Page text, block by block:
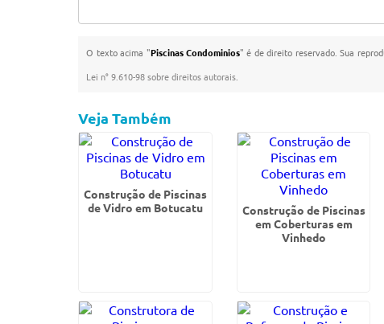
O texto acima "Piscinas Condominios" é de direito reservado. Sua
Lei n° 9.610-98 sobre direitos autorais
Veja Também
Construção de Piscinas
de Vidro em Botucatu
Construção de Piscinas
em Coberturas em
Vinhedo